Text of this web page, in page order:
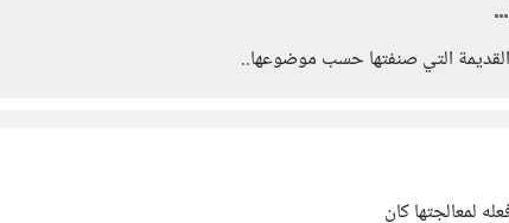
التي صنفتها حسب موضوعها..
لمعالجتها كان